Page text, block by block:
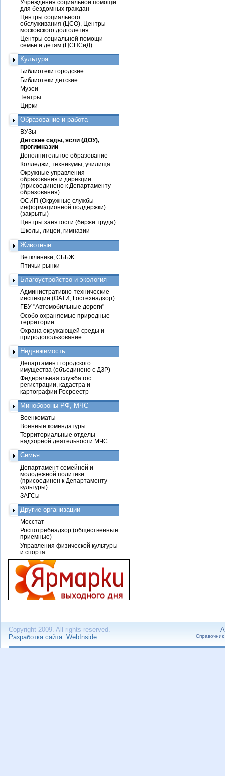
Учреждения социальной помощи
для бездомных граждан
Центры социального
обслуживания (ЦСО), Центры
московского долголетия
Центры социальной помощи
семье и детям (ЦСПСиД)
Культура
Библиотеки городские
Библиотеки детские
Музеи
Театры
Цирки
Образование и работа
ВУЗы
Детские сады, ясли (ДОУ),
прогимназии
Дополнительное образование
Колледжи, техникумы, училища
Окружные управления
образования и дирекции
(присоединено к Департаменту
образования)
ОСИП (Окружные службы
информационной поддержки)
(закрыты)
Центры занятости (биржи труда)
Школы, лицеи, гимназии
Животные
Ветклиники, СББЖ
Птичьи рынки
Благоустройство и экология
Административно-технические
инспекции (ОАТИ, Гостехнадзор)
ГБУ "Автомобильные дороги"
Особо охраняемые природные
территории
Охрана окружающей среды и
природопользование
Недвижимость
Департамент городского
имущества (объединено с ДЗР)
Федеральная служба гос.
регистрации, кадастра и
картографии Росреестр
Минобороны РФ, МЧС
Военкоматы
Военные комендатуры
Территориальные отделы
надзорной деятельности МЧС
Семья
Департамент семейной и
молодежной политики
(присоединен к Департаменту
культуры)
ЗАГСы
Другие организации
Мосстат
Роспотребнадзор (общественные
приемные)
Управления физической культуры
и спорта
Copyright 2009. All rights reserved.
Разработка сайта: WebInside